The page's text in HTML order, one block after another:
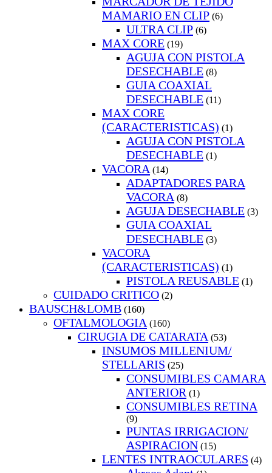
MAMARIO EN CLIP (6)
ULTRA CLIP (6)
MAX CORE (19)
AGUJA CON PISTOLA
DESECHABLE (8)
GUIA COAXIAL
DESECHABLE (11)
MAX CORE
(CARACTERISTICAS) (1)
AGUJA CON PISTOLA
DESECHABLE (1)
VACORA (14)
ADAPTADORES PARA
VACORA (8)
AGUJA DESECHABLE (3)
GUIA COAXIAL
DESECHABLE (3)
VACORA
(CARACTERISTICAS) (1)
PISTOLA REUSABLE (1)
CUIDADO CRITICO (2)
BAUSCH&LOMB (160)
OFTALMOLOGIA (160)
CIRUGIA DE CATARATA (53)
INSUMOS MILLENIUM/
STELLARIS (25)
CONSUMIBLES CAMARA
ANTERIOR (1)
CONSUMIBLES RETINA
(9)
PUNTAS IRRIGACION/
ASPIRACION (15)
LENTES INTRAOCULARES (4)